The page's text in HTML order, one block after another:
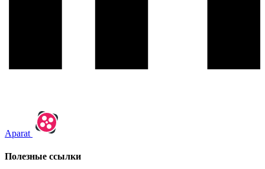
Aparat
Полезные ссылки